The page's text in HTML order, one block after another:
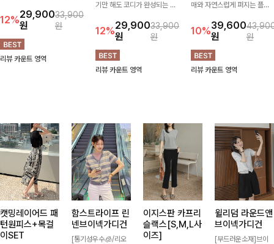
볍게 툭 입기만 해도 멋스러운
스타일을 완성해드려요- 여유
로운 핏으로 군살은 자연스럽
게 커버해주고, 편안한 착용감
까지 더해 손이 자주 가는 데일
12%29,900
원
33,900
원
리뷰 카운트 영역
기만 해도 코디가 완성되는 세
지는 프릴 날개 소매가 우아한
포인트를 더해드립니다💕 잔
잔한 링클 텍스처 소재와 편안
한 허리밴딩으로 하루 종일 산
뜻하고 쾌적하게 즐겨보세요!
12%29,900
원
33,900
원
리뷰 카운트 영역
매와 자연스럽게 퍼지는 플레
를 완성해주는 블라우스 🤍 체
형을 자연스럽게 커버해주며
걸을 때마다 살랑이는 핏으로
데일리룩부터 데이트룩까지 화
사하게 즐기기 좋은 아이템이
10%39,600
원
원
리뷰 카운트 영역
캣밍레이어드 패
턴원피스+목걸
이SET
함스트라이프 린
넨브이넥가디건
[통기성우수🧊/리오
이지스판 카프리
슬랙스[S,M,L사
이즈]
윌리덤 라운드앤
브이넥가디건
[부드러운소재]브이